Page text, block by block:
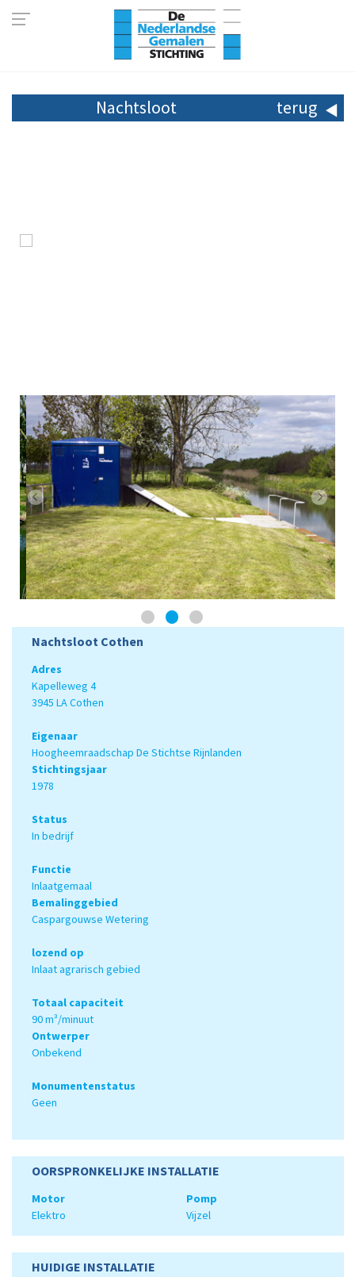
Nachtsloot terug
Nachtsloot Cothen
Adres
Kapelleweg 4
3945 LA Cothen
Eigenaar
Hoogheemraadschap De Stichtse Rijnlanden
Stichtingsjaar
1978
Status
In bedrijf
Functie
Inlaatgemaal
Bemalinggebied
Caspargouwse Wetering
lozend op
Inlaat agrarisch gebied
Totaal capaciteit
90 m³/minuut
Ontwerper
Onbekend
Monumentenstatus
Geen
OORSPRONKELIJKE INSTALLATIE
Motor
Elektro
Pomp
Vijzel
HUIDIGE INSTALLATIE